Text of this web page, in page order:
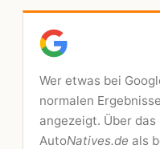
Wer etwas bei
normalen
angezeigt. Über das
AutoNatives.de als